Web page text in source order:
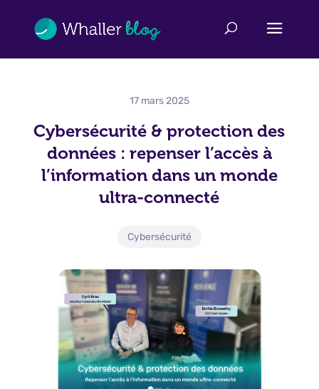
17 mars 2025
Cybersécurité & protection des
données : repenser l’accès à
l’information dans un monde
ultra-connecté
Cybersécurité